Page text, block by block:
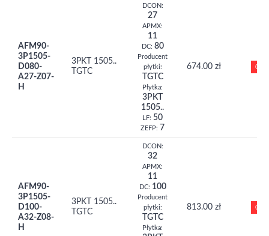
AFM90-
3P1505-
D080-
A27-Z07-
H
3PKT 1505..
TGTC
DCON:
27
APMX:
11
DC: 80
Producent
płytki:
TGTC
Płytka:
3PKT
1505..
LF: 50
ZEFP: 7
674.00 zł 0
AFM90-
3P1505-
D100-
A32-Z08-
H
3PKT 1505..
TGTC
DCON:
32
APMX:
11
DC: 100
Producent
płytki:
TGTC
Płytka:
813.00 zł 0